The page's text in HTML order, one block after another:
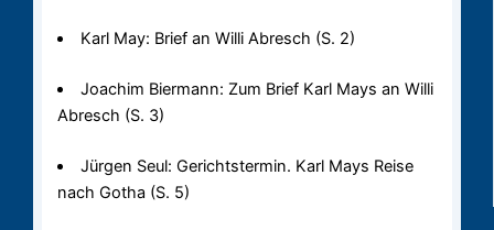
Karl May: Brief an Willi Abresch (S. 2)
Joachim Biermann: Zum Brief Karl Mays an Willi
Abresch (S. 3)
Jürgen Seul: Gerichtstermin. Karl Mays Reise
nach Gotha (S. 5)